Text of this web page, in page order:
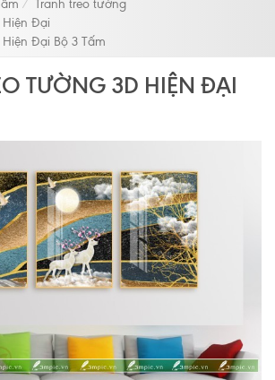
Tranh treo tường
Hiện Đại
Đại Bộ 3 Tấm
TƯỜNG 3D HIỆN ĐẠI